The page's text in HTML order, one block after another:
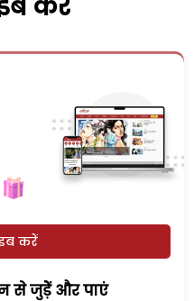
करें
से जुड़ेें और पाएं